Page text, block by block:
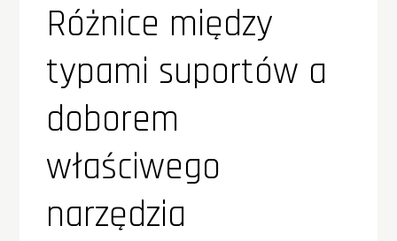
Różnice między
typami suportów a
doborem
właściwego
narzędzia